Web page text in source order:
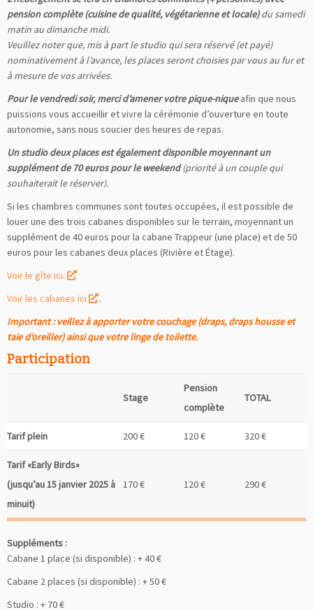
pension complète (cuisine de qualité, végétarienne et locale) du samedi
matin au dimanche midi.
Veuillez noter que, mis à part le studio qui sera réservé (et payé)
nominativement à l’avance, les places seront choisies par vous au fur et
à mesure de vos arrivées.
Pour le vendredi soir, merci d’amener votre pique-nique afin que nous
puissions vous accueillir et vivre la cérémonie d’ouverture en toute
autonomie, sans nous soucier des heures de repas.
Un studio deux places est également disponible moyennant un
supplément de 70 euros pour le weekend(priorité à un couple qui
souhaiterait le réserver).
Si les chambres communes sont toutes occupées, il est possible de
louer une des trois cabanes disponibles sur le terrain, moyennant un
supplément de 40 euros pour la cabane Trappeur (une place) et de 50
euros pour les cabanes deux places (Rivière et Étage).
Voir le gîte ici.
Voir les cabanes ici
.
Important : veillez à apporter votre couchage (draps, draps housse et
taie d’oreiller) ainsi que votre linge de toilette.
Participation
Stage
Pension
complète
TOTAL
Tarif plein 200 € 120 € 320 €
Tarif «Early Birds»
(jusqu’au 15 janvier 2025 à
minuit)
170 € 120 € 290 €
Suppléments :
Cabane 1 place (si disponible) : + 40 €
Cabane 2 places (si disponible) : + 50 €
Studio : + 70 €